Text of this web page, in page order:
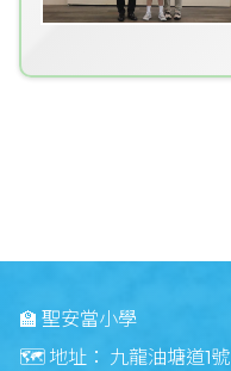
🏫 聖安當小學
🗺️ 地址： 九龍油塘道1號